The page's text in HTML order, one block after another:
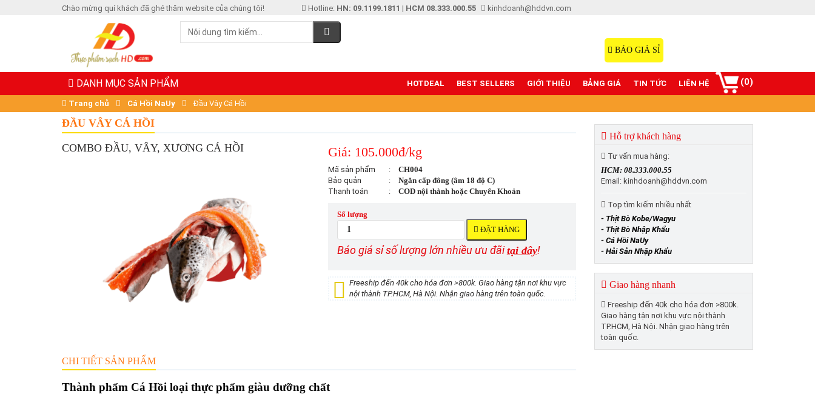
Chào mừng quí khách đã ghé thăm website của chúng tôi! Hotline: HN: 09.1199.1811 | HCM 08.333.000.55 kinhdoanh@hddvn.com
BÁO GIÁ SỈ
DANH MỤC SẢN PHẨM (0)
HOTDEAL BEST SELLERS GIỚI THIỆU BẢNG GIÁ TIN TỨC LIÊN HỆ
Trang chủ Cá Hồi NaUy Đầu Vây Cá Hồi
ĐẦU VÂY CÁ HỒI
COMBO ĐẦU, VÂY, XƯƠNG CÁ HỒI Giá: 105.000đ/kg
Mã sản phẩm :
CH004
Bảo quản
:
Ngăn cấp đông (âm 18 độ C)
Thanh toán
: COD nội thành hoặc Chuyển Khoản
Số lượng
ĐẶT HÀNG
Báo giá sỉ số lượng lớn nhiều ưu đãitại đây!
Freeship đến 40k cho hóa đơn >800k. Giao hàng tận nơi khu vực
nội thành TP.HCM, Hà Nội. Nhận giao hàng trên toàn quốc.
CHI TIẾT SẢN PHẨM
Thành phẩm Cá Hồi loại thực phẩm giàu dưỡng chất
Hỗ trợ khách hàng
Tư vấn mua hàng:
HCM: 08.333.000.55
Email: kinhdoanh@hddvn.com
Top tìm kiếm nhiều nhất
- Thịt Bò Kobe/Wagyu
- Thịt Bò Nhập Khẩu
- Cá Hồi NaUy
- Hải Sản Nhập Khẩu
Giao hàng nhanh
Freeship đến 40k cho hóa đơn >800k.
Giao hàng tận nơi khu vực nội thành
TP.HCM, Hà Nội. Nhận giao hàng trên
toàn quốc.